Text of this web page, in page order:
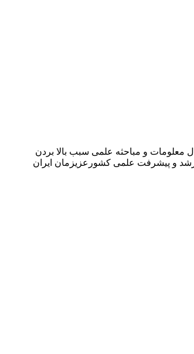
معلومات و مباحثه علمی سبب بالا بردن
رشد و پیشرفت علمی کشورعزیزمان ایران